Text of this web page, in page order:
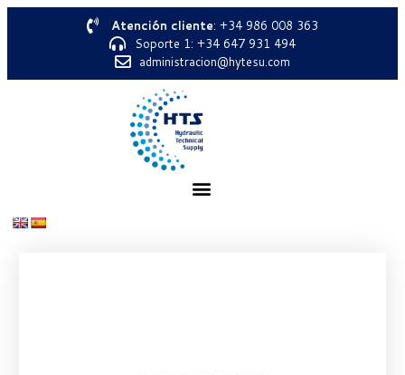
Atención cliente: +34 986 008 363
Soporte 1: +34 647 931 494
administracion@hytesu.com